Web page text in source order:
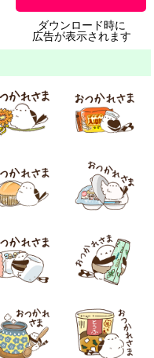
ダウンロード時に
広告が表示されます